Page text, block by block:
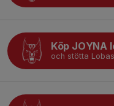
Köp JOYNA
och stötta Lobas